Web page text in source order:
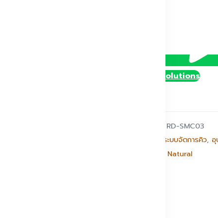
@DollySolutions
RD-SMC03
ระบบจัดการคิว,
Q Natural